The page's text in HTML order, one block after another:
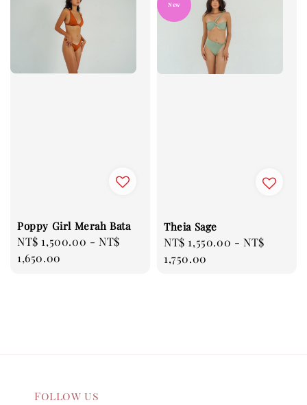
Poppy Girl Merah Bata
Regular
price
NT$ 1,500.00 -NT$
1,650.00
New
Theia Sage
Regular
price
NT$ 1,550.00 -NT$
1,750.00
Follow us